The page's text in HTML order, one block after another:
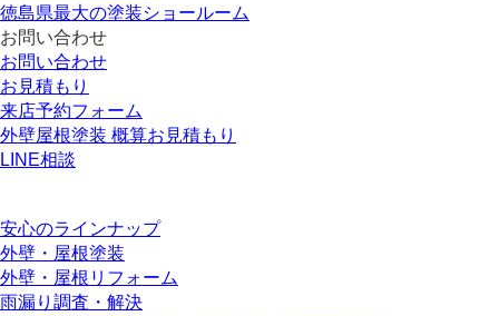
徳島県最大の塗装ショールーム
お問い合わせ
お問い合わせ
お見積もり
来店予約フォーム
外壁屋根塗装 概算お見積もり
LINE相談
安心のラインナップ
外壁・屋根塗装
外壁・屋根リフォーム
雨漏り調査・解決